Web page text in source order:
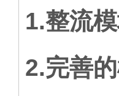
1.整流
2.完善